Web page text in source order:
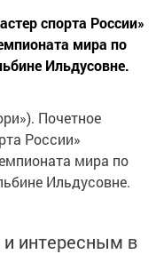
спорта России»
мира по
Ильдусовне.
Почетное
России»
мира по
Ильдусовне.
интересным в